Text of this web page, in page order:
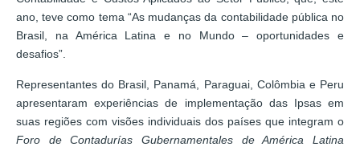
ano, teve como tema “As mudanças da contabilidade pública no
Brasil, na América Latina e no Mundo – oportunidades e
desafios”.
Representantes do Brasil, Panamá, Paraguai, Colômbia e Peru
apresentaram experiências de implementação das Ipsas em
suas regiões com visões individuais dos países que integram o
Foro de Contadurías Gubernamentales de América Latina